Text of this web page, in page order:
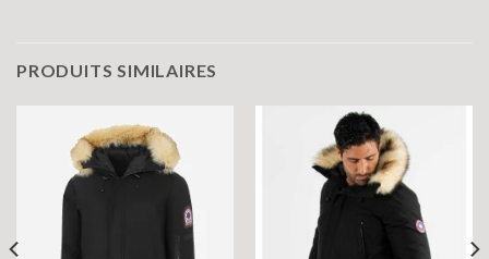
PRODUITS SIMILAIRES